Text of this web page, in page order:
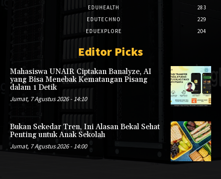
EDUHEALTH
283
EDUTECHNO
229
EDUEXPLORE
204
Editor Picks
Mahasiswa UNAIR Ciptakan Banalyze, AI
yang Bisa Menebak Kematangan Pisang
dalam 1 Detik
Jumat, 7 Agustus 2026 - 14:10
Bukan Sekedar Tren, Ini Alasan Bekal Sehat
Penting untuk Anak Sekolah
Jumat, 7 Agustus 2026 - 14:00